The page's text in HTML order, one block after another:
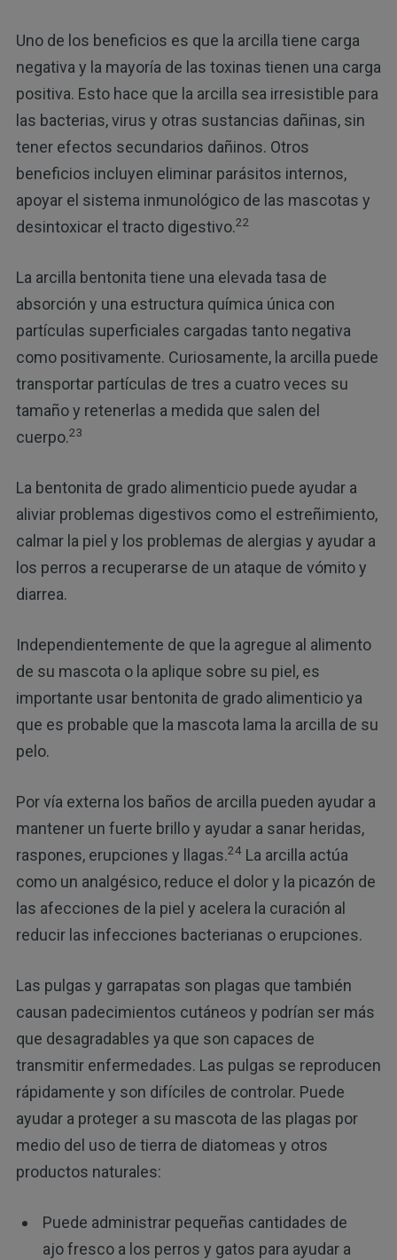
Uno de los beneficios es que la arcilla tiene carga
negativa y la mayoría de las toxinas tienen una carga
positiva. Esto hace que la arcilla sea irresistible para
las bacterias, virus y otras sustancias dañinas, sin
tener efectos secundarios dañinos. Otros
beneficios incluyen eliminar parásitos internos,
apoyar el sistema inmunológico de las mascotas y
desintoxicar el tracto digestivo.22
La arcilla bentonita tiene una elevada tasa de
absorción y una estructura química única con
partículas superficiales cargadas tanto negativa
como positivamente. Curiosamente, la arcilla puede
transportar partículas de tres a cuatro veces su
tamaño y retenerlas a medida que salen del
cuerpo.23
La bentonita de grado alimenticio puede ayudar a
aliviar problemas digestivos como el estreñimiento,
calmar la piel y los problemas de alergias y ayudar a
los perros a recuperarse de un ataque de vómito y
diarrea.
Independientemente de que la agregue al alimento
de su mascota o la aplique sobre su piel, es
importante usar bentonita de grado alimenticio ya
que es probable que la mascota lama la arcilla de su
pelo.
Por vía externa los baños de arcilla pueden ayudar a
mantener un fuerte brillo y ayudar a sanar heridas,
raspones, erupciones y llagas.24La arcilla actúa
como un analgésico, reduce el dolor y la picazón de
las afecciones de la piel y acelera la curación al
reducir las infecciones bacterianas o erupciones.
Las pulgas y garrapatas son plagas que también
causan padecimientos cutáneos y podrían ser más
que desagradables ya que son capaces de
transmitir enfermedades. Las pulgas se reproducen
rápidamente y son difíciles de controlar. Puede
ayudar a proteger a su mascota de las plagas por
medio del uso de tierra de diatomeas y otros
productos naturales:
Puede administrar pequeñas cantidades de
ajo fresco a los perros y gatos para ayudar a